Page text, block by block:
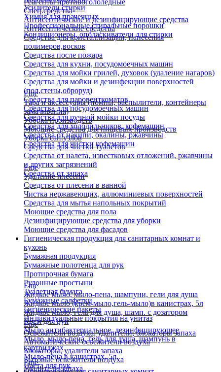
Усилители стирки
Химия для прачечных
Профессиональные стиральные порошки
Кондиционеры, ополаскиватели для стирки
Реагенты противогололедные
Спец.средства
Антисептические и дезинфицирующие средства
Антисептические средства
Средства для кристаллизации, нанесения
полимеров,восков
Средства после пожара
Средства для кухни, посудомоечных машин
Средства для мойки грилей, духовок (удаление нагаров)
Средства для мойки и дезинфекции поверхностей
(пол,стены,оброруд)
Средства для паровенткоматов
Средства для посудомоечных машин
Средства для ручной мойки посуды
Средства для холодильников, кофемашин
Средства от накипи, окалины, ржавчины
Средства для чистки кофемашин
Еще
Тара и аксессуары (помпы, распылители, контейнеры
замачивания)
Уборка производств
Моющие средства для пищевых производств
Уборка сан.узлов
Средства для чистки туалетов
Средства от налета, известковых отложений, ржавчины
и других загрязнений
Средства от запаха
Еще
Удаление плесени
Средства от плесени в ванной
Чистка нержавеющих, аллюминиевых поверхностей
Средства для мытья напольных покрытий
Моющие средства для пола
Дезинфицирующие средства для уборки
Моющие средства для фасадов
Гигиеническая продукция для санитарных комнат и
кухонь
Бумажная продукция
Бумажные полотенца для рук
Протирочная бумага
Рулонные простыни
Туалетная бумага
Бумажные салфетки
Гигиенические пакеты
Индивидуальные покрытия на унитаз
Еще
Жидкое мыло, мыло-пена, шампуни, гели для душа
Жидкое мыло (крем-мыло,гель-мыло)в канистрах, 5л
Жидкое мыло, гель для душа, шамп. с дозатором
Крем для рук
Мыло антибактериальное, дезинфицирующее
Мыло, мыло-пена, гель для душа, шампунь в
картриджах
Мыло-пена в канистрах, 5л
Паста для рук
Еще
Освежители воздуха, удалители, блокаторы запаха
Автоматические освежители воздуха
Блокаторы, удалители запаха
Бытовые освежители воздуха
Удалители запаха
Еще